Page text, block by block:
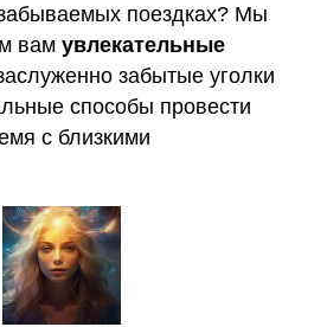
поездках? Мы
вам увлекательные
забытые уголки
способы провести
с близкими